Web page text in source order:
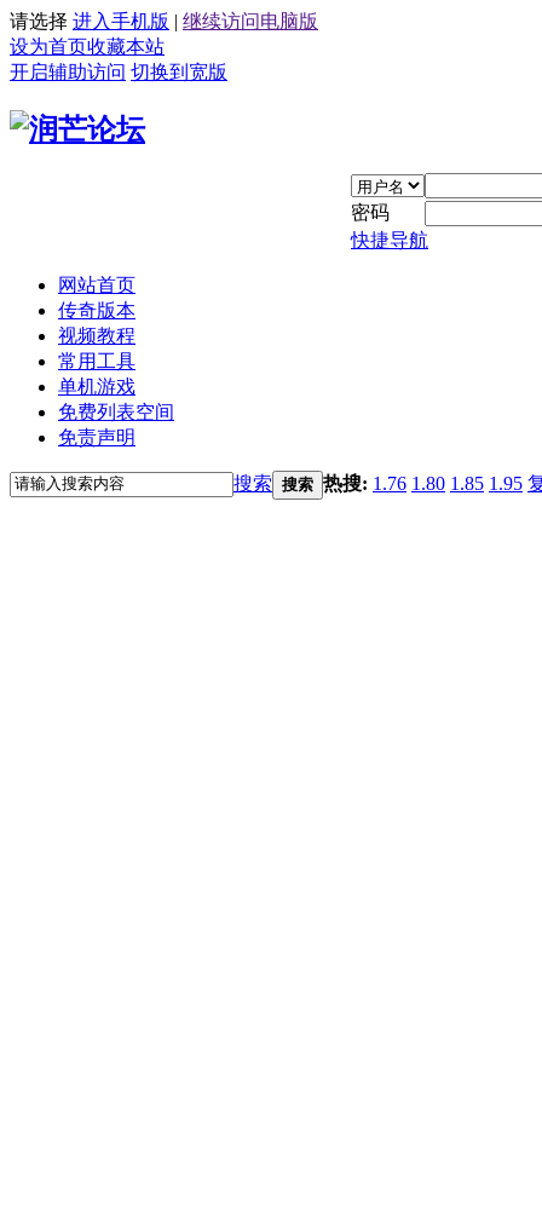
请选择 进入手机版 | 继续访问电脑版
设为首页收藏本站
开启辅助访问 切换到宽版
密码
快捷导航
网站首页
传奇版本
视频教程
常用工具
单机游戏
免费列表空间
免责声明
搜索 搜索 热搜: 1.76 1.80 1.85 1.95